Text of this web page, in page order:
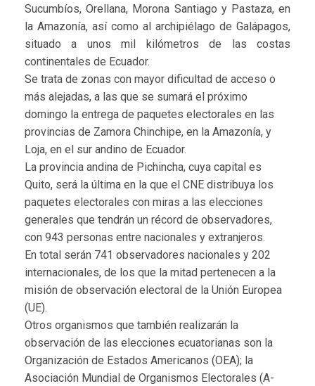
Sucumbíos, Orellana, Morona Santiago y Pastaza, en
la Amazonía, así como al archipiélago de Galápagos,
situado a unos mil kilómetros de las costas
continentales de Ecuador.
Se trata de zonas con mayor dificultad de acceso o
más alejadas, a las que se sumará el próximo
domingo la entrega de paquetes electorales en las
provincias de Zamora Chinchipe, en la Amazonía, y
Loja, en el sur andino de Ecuador.
La provincia andina de Pichincha, cuya capital es
Quito, será la última en la que el CNE distribuya los
paquetes electorales con miras a las elecciones
generales que tendrán un récord de observadores,
con 943 personas entre nacionales y extranjeros.
En total serán 741 observadores nacionales y 202
internacionales, de los que la mitad pertenecen a la
misión de observación electoral de la Unión Europea
(UE).
Otros organismos que también realizarán la
observación de las elecciones ecuatorianas son la
Organización de Estados Americanos (OEA); la
Asociación Mundial de Organismos Electorales (A-